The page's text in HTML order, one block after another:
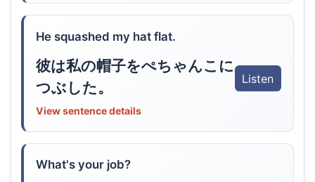
He squashed my hat flat.
彼は私の帽子をぺちゃんこに
つぶした。
Listen
View sentence details
What's your job?